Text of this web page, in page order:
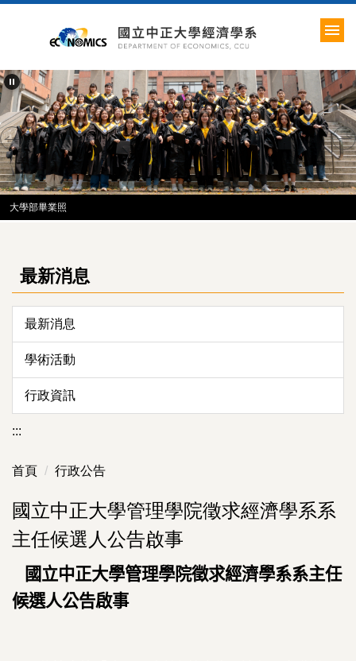
要
內
容
區
大學部畢業照
最新消息
最新消息
學術活動
行政資訊
:::
首頁 行政公告
國立中正大學管理學院徵求經濟學系系
主任候選人公告啟事
國立中正大學管理學院徵求經濟學系系主任
候選人公告啟事